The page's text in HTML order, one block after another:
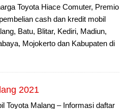
Toyota Hiace Comuter, Premio
cash dan kredit mobil
Batu, Blitar, Kediri, Madiun,
Mojokerto dan Kabupaten di
2021
Toyota Malang – Informasi daftar